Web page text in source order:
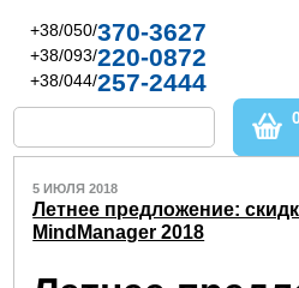
+38/050/370-3627
+38/093/220-0872
+38/044/257-2444
5 ИЮЛЯ 2018
Летнее предложение:
MindManager 2018